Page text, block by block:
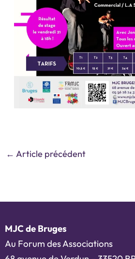
← Article précédent
MJC de Bruges
Au Forum des Associations